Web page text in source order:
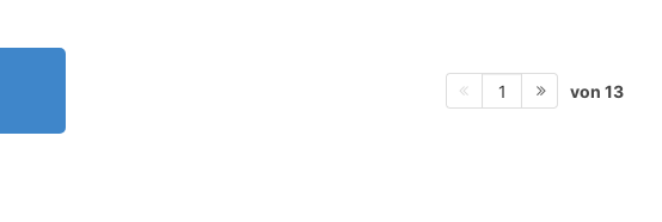
1 von 13